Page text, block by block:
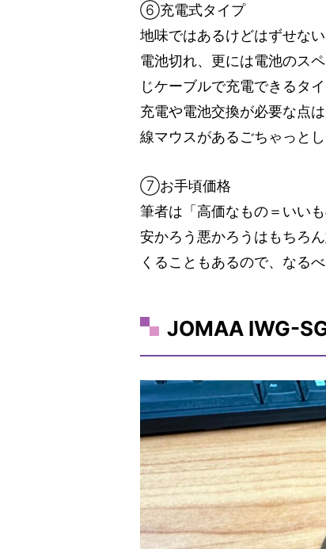
⑥充電式タイプ
地味ではあるけどはずせない
電池切れ、更には電池のス
じケーブルで充電できるタ
充電や電池交換が必要な点
線マウスがあるごちゃっと
⑦お手頃価格
筆者は「高価なもの＝いい
安かろう悪かろうはもちろ
くることもあるので、なる
JOMAA IWG-